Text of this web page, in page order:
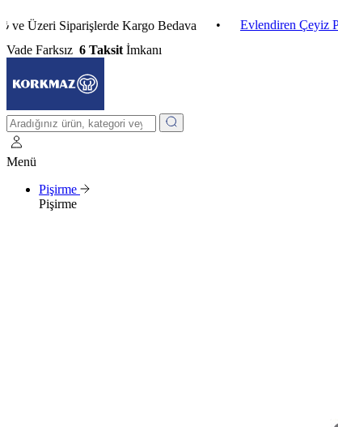
Siparişlerde Kargo Bedava • Evlendiren Çeyiz Paketleri
Vade Farksız 6 Taksit İmkanı
Menü
Pişirme
Pişirme